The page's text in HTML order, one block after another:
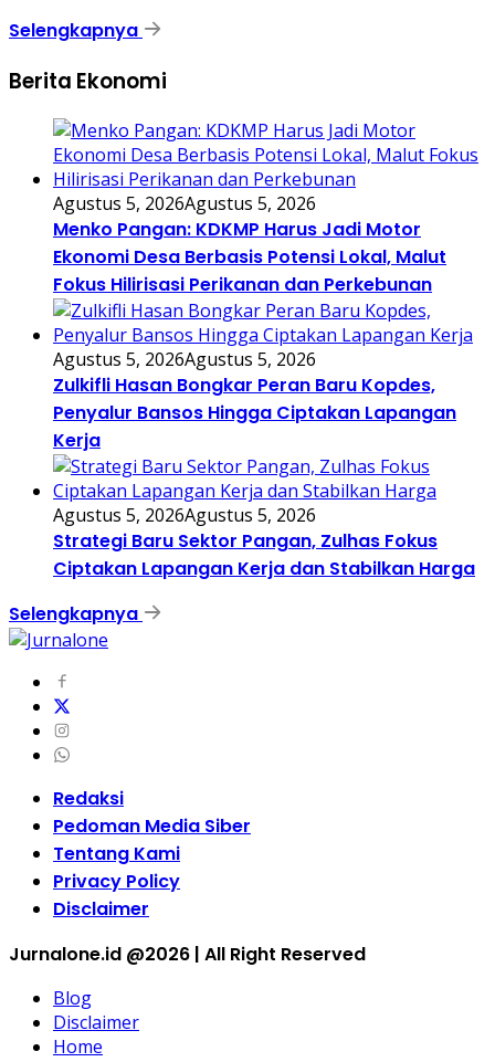
Selengkapnya
Berita Ekonomi
Agustus 5, 2026Agustus 5, 2026
Menko Pangan: KDKMP Harus Jadi Motor
Ekonomi Desa Berbasis Potensi Lokal, Malut
Fokus Hilirisasi Perikanan dan Perkebunan
Agustus 5, 2026Agustus 5, 2026
Zulkifli Hasan Bongkar Peran Baru Kopdes,
Penyalur Bansos Hingga Ciptakan Lapangan
Kerja
Agustus 5, 2026Agustus 5, 2026
Strategi Baru Sektor Pangan, Zulhas Fokus
Ciptakan Lapangan Kerja dan Stabilkan Harga
Selengkapnya
Redaksi
Pedoman Media Siber
Tentang Kami
Privacy Policy
Disclaimer
Jurnalone.id @2026 | All Right Reserved
Blog
Disclaimer
Home